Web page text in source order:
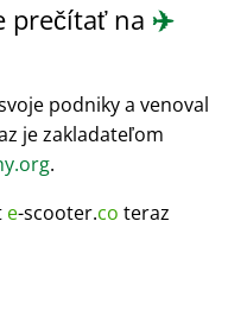
prečítať na ✈️
podniky a venoval
je zakladateľom
.
e-scooter.co teraz